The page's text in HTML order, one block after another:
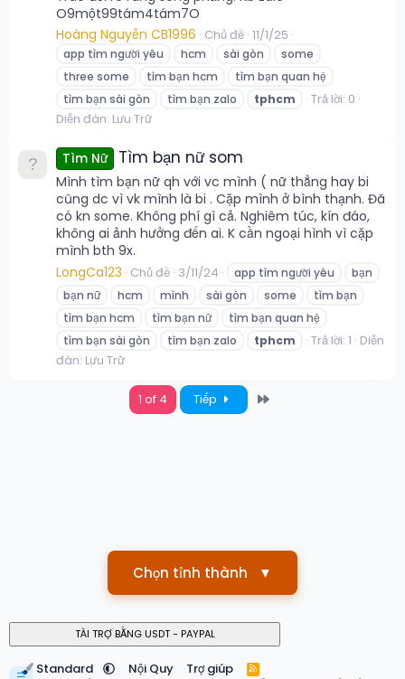
O9một99tám4tám7O
Hoàng Nguyễn CB1996 Chủ đề 11/1/25
app tìm người yêu hcm sài gòn
some
three some
tìm bạn hcm
tìm bạn quan hệ
tìm bạn sài gòn
tìm bạn zalo tphcm
Trả lời: 0
Diễn đàn: Lưu Trữ
Tìm Nữ Tìm bạn nữ som
Mình tìm bạn nữ qh với vc mình ( nữ thẳng hay bi
cũng dc vì vk mình là bi . Cặp mình ở bình thạnh. Đã
có kn some. Không phí gì cả. Nghiêm túc, kín đáo,
không ai ảnh hưởng đến ai. K cần ngoại hình vì cặp
mình bth 9x.
LongCa123 Chủ đề 3/11/24 app tìm người yêu
bạn
bạn nữ
hcm mình sài gòn some
tìm bạn
tìm bạn hcm
tìm bạn nữ
tìm bạn quan hệ
tìm bạn sài gòn
tìm bạn zalo tphcm Trả lời: 1 Diễn
đàn: Lưu Trữ
1 of 4 Tiếp
Chọn tỉnh thành ▼
Standard Nội Quy Trợ giúp
R